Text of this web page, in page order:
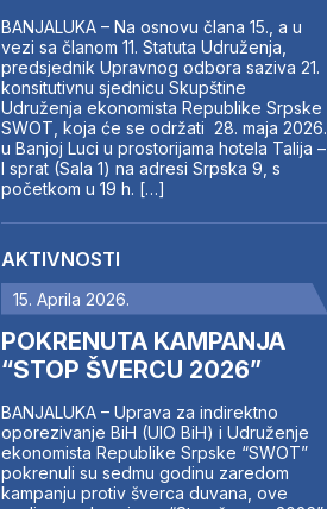
BANJALUKA – Na osnovu člana 15., a u
vezi sa članom 11. Statuta Udruženja,
predsjednik Upravnog odbora saziva 21.
konsitutivnu sjednicu Skupštine
Udruženja ekonomista Republike Srpske
SWOT, koja će se održati 28. maja 2026.
u Banjoj Luci u prostorijama hotela Talija –
I sprat (Sala 1) na adresi Srpska 9, s
početkom u 19 h. […]
AKTIVNOSTI
15. Aprila 2026.
POKRENUTA KAMPANJA
“STOP ŠVERCU 2026”
BANJALUKA – Uprava za indirektno
oporezivanje BiH (UIO BiH) i Udruženje
ekonomista Republike Srpske “SWOT”
pokrenuli su sedmu godinu zaredom
kampanju protiv šverca duvana, ove